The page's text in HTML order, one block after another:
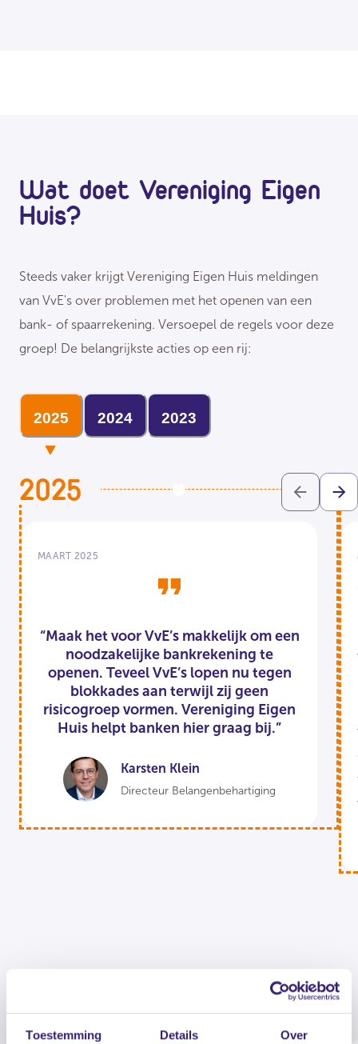
Toestemming Details Over
Wat doet Vereniging Eigen
Huis?
Steeds vaker krijgt Vereniging Eigen Huis meldingen
van VvE's over problemen met het openen van een
bank- of spaarrekening. Versoepel de regels voor deze
groep! De belangrijkste acties op een rij:
2025 2024 2023
2025
MAART 2025
“Maak het voor VvE’s makkelijk om een
noodzakelijke bankrekening te
openen. Teveel VvE’s lopen nu tegen
blokkades aan terwijl zij geen
risicogroep vormen. Vereniging Eigen
Huis helpt banken hier graag bij.”
Karsten Klein
Directeur Belangenbehartiging